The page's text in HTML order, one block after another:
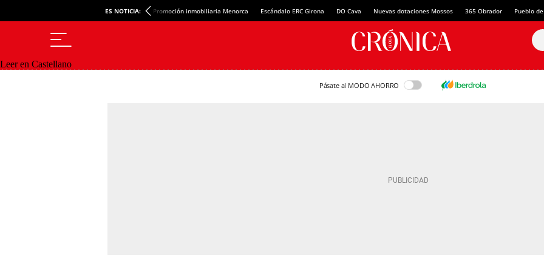
ES NOTICIA: Promoción inmobiliaria Menorca Escándalo ERC Girona DO Cava Nuevas dotaciones Mossos 365 Obrador Pueblo
Leer en Castellano
Pásate al MODO AHORRO